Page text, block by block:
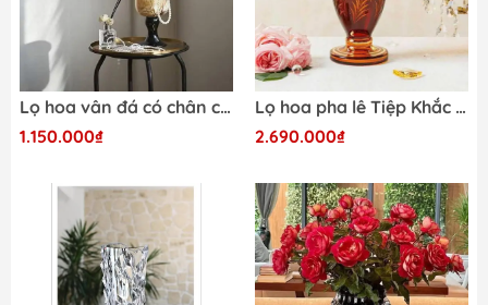
Lọ hoa vân đá có chân cao cấp
1.150.000₫
Lọ hoa pha lê Tiệp Khắc màu hổ phách cao 30,5cm- 35cm-40cm
2.690.000₫